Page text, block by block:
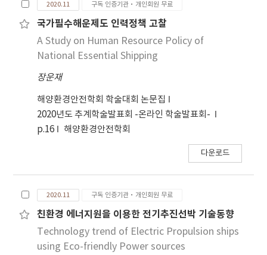
2020.11 구독 인증기관·개인회원 무료
국가필수해운제도 인력정책 고찰
A Study on Human Resource Policy of
National Essential Shipping
장운재
해양환경안전학회 학술대회 논문집
2020년도 추계학술발표회 -온라인 학술발표회-
p.16
해양환경안전학회
다운로드
2020.11 구독 인증기관·개인회원 무료
친환경 에너지원을 이용한 전기추진선박 기술동향
Technology trend of Electric Propulsion ships
using Eco-friendly Power sources